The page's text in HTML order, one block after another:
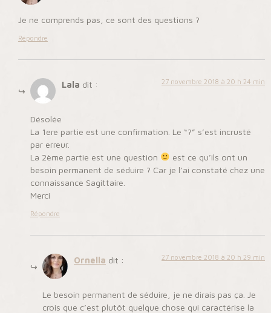
Je ne comprends pas, ce sont des questions ?
Répondre
Lala dit : 27 novembre 2018 à 20 h 24 min
Désolée
La 1ere partie est une confirmation. Le “?” s’est incrusté
par erreur.
La 2ème partie est une question
est ce qu’ils ont un
besoin permanent de séduire ? Car je l’ai constaté chez une
connaissance Sagittaire.
Merci
Répondre
Ornella dit : 27 novembre 2018 à 20 h 29 min
Le besoin permanent de séduire, je ne dirais pas ça. Je
crois que c’est plutôt quelque chose qui caractérise la